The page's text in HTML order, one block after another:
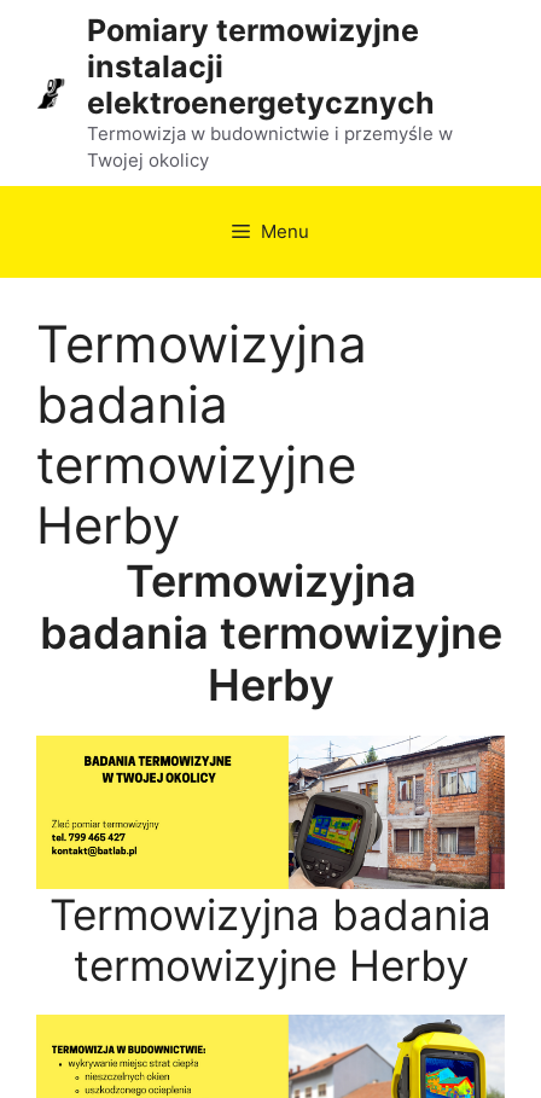
treści
Pomiary termowizyjne
instalacji
elektroenergetycznych
Termowizja w budownictwie i przemyśle w
Twojej okolicy
Menu
Termowizyjna
badania
termowizyjne
Herby
Termowizyjna
badania termowizyjne
Herby
Termowizyjna badania
termowizyjne Herby